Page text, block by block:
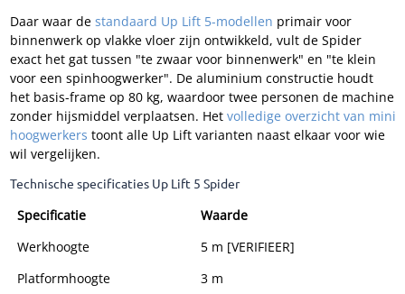
Daar waar de standaard Up Lift 5-modellen primair voor
binnenwerk op vlakke vloer zijn ontwikkeld, vult de Spider
exact het gat tussen "te zwaar voor binnenwerk" en "te klein
voor een spinhoogwerker". De aluminium constructie houdt
het basis-frame op 80 kg, waardoor twee personen de machine
zonder hijsmiddel verplaatsen. Het volledige overzicht van mini
hoogwerkers toont alle Up Lift varianten naast elkaar voor wie
wil vergelijken.
Technische specificaties Up Lift 5 Spider
Specificatie
Waarde
Werkhoogte
5 m [VERIFIEER]
Platformhoogte
3 m